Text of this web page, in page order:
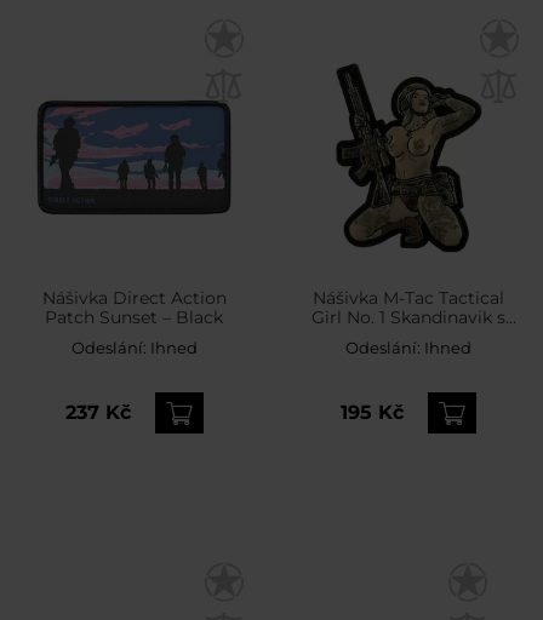
Nášivka Direct Action
Patch Sunset – Black
Odeslání: Ihned
237 Kč
Nášivka M-Tac Tactical
Girl No. 1 Skandinavik s
Mjolnirem PVC –
MultiCam
Odeslání: Ihned
195 Kč